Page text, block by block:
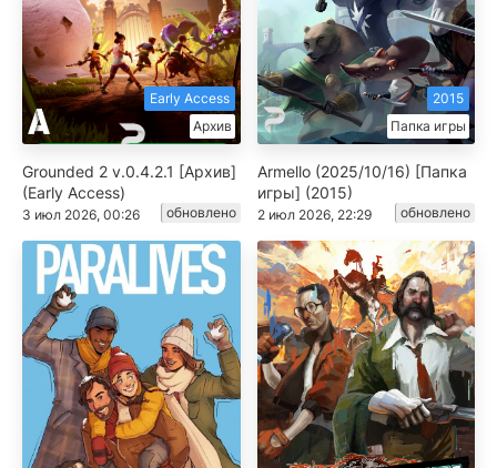
Архив
Early Access
Grounded 2 v.0.4.2.1 [Архив]
(Early Access)
3 июл 2026, 00:26 обновлено
Папка игры
2015
Armello (2025/10/16) [Папка
игры] (2015)
2 июл 2026, 22:29 обновлено